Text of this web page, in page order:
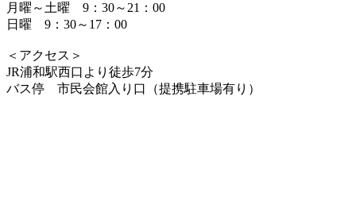
月曜～土曜 9：30～21：00
日曜 9：30～17：00
＜アクセス＞
JR浦和駅西口より徒歩7分
バス停 市民会館入り口（提携駐車場有り）